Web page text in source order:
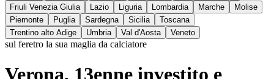
Friuli Venezia Giulia
Lazio Liguria Lombardia Marche
Molise
Piemonte
Puglia Sardegna Sicilia
Toscana
Trentino alto Adige
Umbria Val d'Aosta Veneto
sul feretro la sua maglia da calciatore
Verona, 13enne investito e